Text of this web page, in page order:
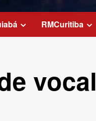
RMCuritiba
vocal